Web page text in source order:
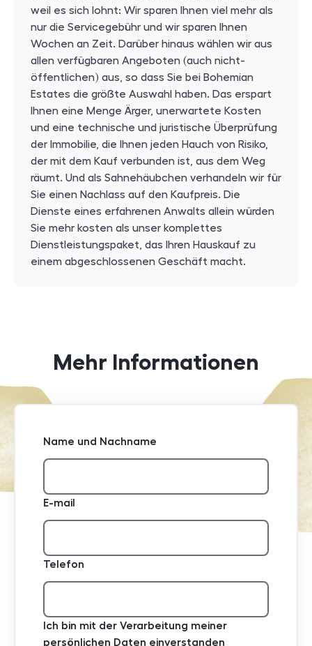
weil es sich lohnt: Wir sparen Ihnen viel mehr als
nur die Servicegebühr und wir sparen Ihnen
Wochen an Zeit. Darüber hinaus wählen wir aus
allen verfügbaren Angeboten (auch nicht-
öffentlichen) aus, so dass Sie bei Bohemian
Estates die größte Auswahl haben. Das erspart
Ihnen eine Menge Ärger, unerwartete Kosten
und eine technische und juristische Überprüfung
der Immobilie, die Ihnen jeden Hauch von Risiko,
der mit dem Kauf verbunden ist, aus dem Weg
räumt. Und als Sahnehäubchen verhandeln wir für
Sie einen Nachlass auf den Kaufpreis. Die
Dienste eines erfahrenen Anwalts allein würden
Sie mehr kosten als unser komplettes
Dienstleistungspaket, das Ihren Hauskauf zu
einem abgeschlossenen Geschäft macht.
Mehr Informationen
Name und Nachname
E-mail
Telefon
Ich bin mit der Verarbeitung meiner
persönlichen Daten einverstanden